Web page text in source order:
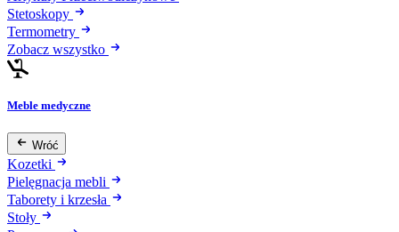
Stetoskopy
Termometry
Zobacz wszystko
Meble medyczne
Wróć
Kozetki
Pielęgnacja mebli
Taborety i krzesła
Stoły